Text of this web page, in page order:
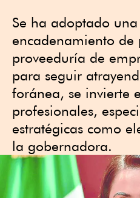
Se ha adoptado
encadenamiento de
proveeduría de
para seguir
foránea, se invierte
profesionales,
estratégicas como
la gobernadora.